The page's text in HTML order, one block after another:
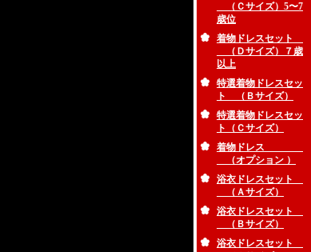
（Ｃサイズ）5〜7
歳位
着物ドレスセット
（Ｄサイズ）７歳
以上
特選着物ドレスセッ
ト （Ｂサイズ）
特選着物ドレスセッ
ト（Ｃサイズ）
着物ドレス
（オプション ）
浴衣ドレスセット
（Ａサイズ）
浴衣ドレスセット
（Ｂサイズ）
浴衣ドレスセット